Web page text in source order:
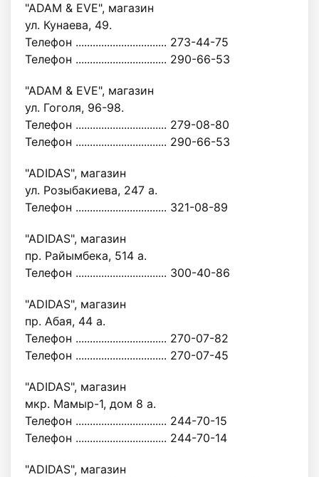
"ADAM & EVE", магазин
ул. Кунаева, 49.
Телефон ................................ 273-44-75
Телефон ................................ 290-66-53
"ADAM & EVE", магазин
ул. Гоголя, 96-98.
Телефон ................................ 279-08-80
Телефон ................................ 290-66-53
"ADIDAS", магазин
ул. Розыбакиева, 247 а.
Телефон ................................ 321-08-89
"ADIDAS", магазин
пр. Райымбека, 514 а.
Телефон ................................ 300-40-86
"ADIDAS", магазин
пр. Абая, 44 а.
Телефон ................................ 270-07-82
Телефон ................................ 270-07-45
"ADIDAS", магазин
мкр. Мамыр-1, дом 8 а.
Телефон ................................ 244-70-15
Телефон ................................ 244-70-14
"ADIDAS", магазин